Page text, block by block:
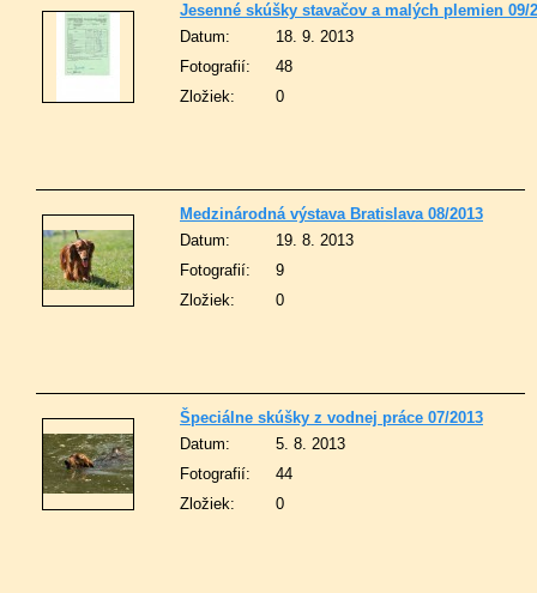
Jesenné skúšky stavačov a malých plemien 09/
Datum:
18. 9. 2013
Fotografií:
48
Zložiek:
0
Medzinárodná výstava Bratislava 08/2013
Datum:
19. 8. 2013
Fotografií:
9
Zložiek:
0
Špeciálne skúšky z vodnej práce 07/2013
Datum:
5. 8. 2013
Fotografií:
44
Zložiek:
0